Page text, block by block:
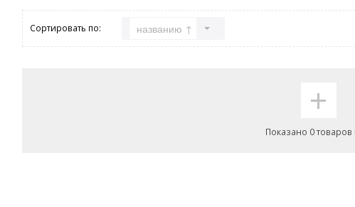
Сортировать по: названию ↑
+
Показано 0 товаров